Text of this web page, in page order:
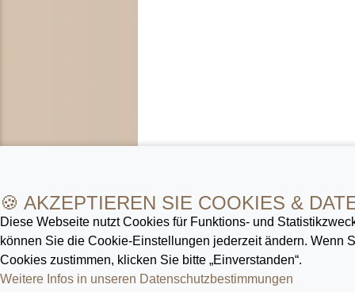
🍪 AKZEPTIEREN SIE COOKIES &
Diese Webseite nutzt Cookies für Funktions- und
können Sie die Cookie-Ein­stellungen jederzeit ändern. Wenn
Cookies zustimmen, klicken Sie bitte „Einverstanden“.
Weitere Infos in unseren Datenschutz­bestimmungen